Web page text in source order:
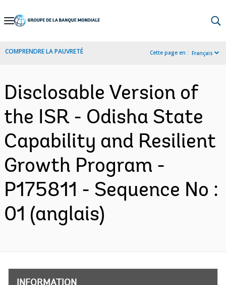
Skip
Navigation
COMPRENDRE LA PAUVRETÉ Cette page en : Français
Disclosable Version of
the ISR - Odisha State
Capability and Resilient
Growth Program -
P175811 - Sequence No :
01 (anglais)